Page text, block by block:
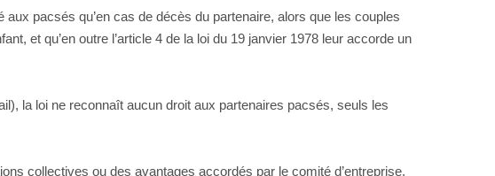
pacsés qu’en cas de décès du partenaire, alors que les couples
et qu’en outre l’article 4 de la loi du 19 janvier 1978 leur accorde un
la loi ne reconnaît aucun droit aux partenaires pacsés, seuls les
collectives ou des avantages accordés par le comité d’entreprise.